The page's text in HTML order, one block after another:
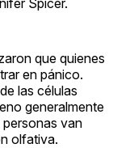
que quienes
en pánico.
las células
generalmente
van
olfativa.